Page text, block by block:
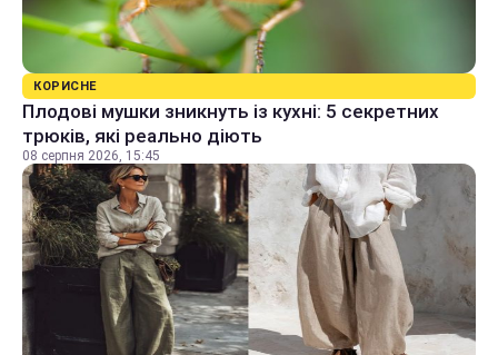
КОРИСНЕ
Плодові мушки зникнуть із кухні: 5 секретних
трюків, які реально діють
08 серпня 2026, 15:45